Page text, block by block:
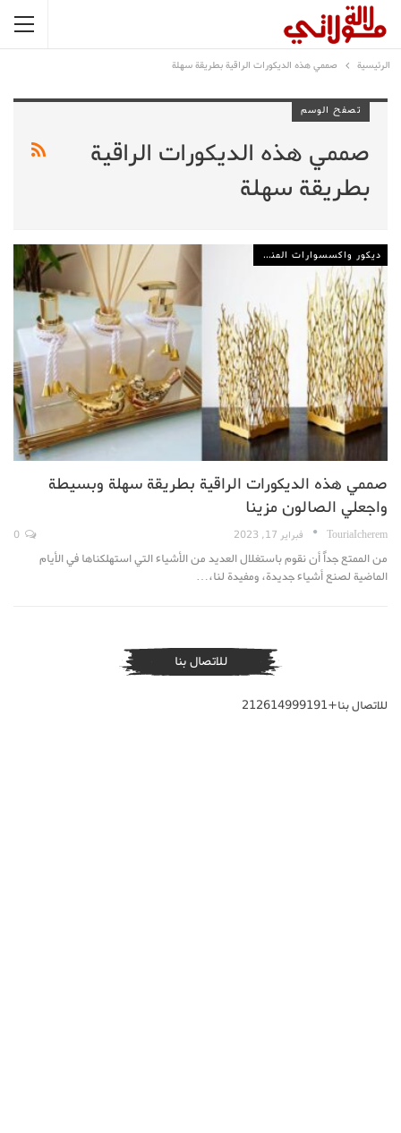
الرئيسية صممي هذه الديكورات الراقية بطريقة سهلة
تصفح الوسم
صممي هذه الديكورات الراقية
بطريقة سهلة
ديكور واكسسوارات المنزل
صممي هذه الديكورات الراقية بطريقة سهلة وبسيطة
واجعلي الصالون مزينا
TouriaIcherem فبراير 17, 2023
من الممتع جداً أن نقوم باستغلال العديد من الأشياء التي استهلكناها في الأيام
الماضية لصنع أشياء جديدة، ومفيدة لنا،…
للاتصال بنا
للاتصال بنا+212614999191